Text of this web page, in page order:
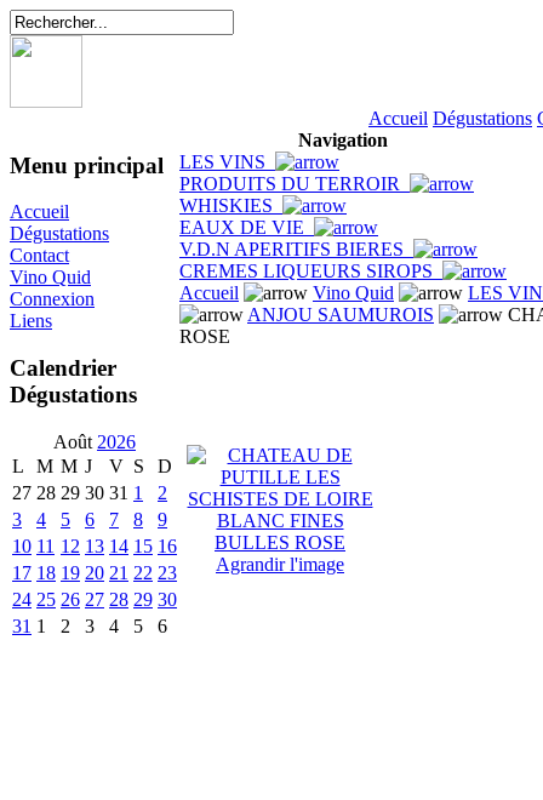
Accueil Dégustations
Menu principal
Accueil
Dégustations
Contact
Vino Quid
Connexion
Liens
Calendrier
Dégustations
Août 2026
L
M M J V S
D
27 28 29 30 31 1
2
3
4 5 6 7 8
9
10 11 12 13 14 15 16
17 18 19 20 21 22 23
24 25 26 27 28 29 30
31 1 2 3 4 5 6
Navigation
LES VINS
PRODUITS DU TERROIR
WHISKIES
EAUX DE VIE
V.D.N APERITIFS BIERES
CREMES LIQUEURS SIROPS
Accueil
Vino Quid
LES
ANJOU SAUMUROIS
ROSE
Agrandir l'image